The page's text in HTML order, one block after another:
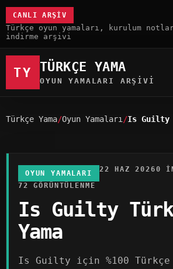
CANLI ARŞIV
Türkçe oyun yamaları, kurulum
indirme arşivi
TY TÜRKÇE YAMA
OYUN YAMALARI ARŞIVI
Türkçe Yama Oyun Yamaları Is Guilty
OYUN YAMALARI 22 HAZ 20260
72 GÖRÜNTÜLENME
Is Guilty
Yama
Is Guilty için %100 Türkçe